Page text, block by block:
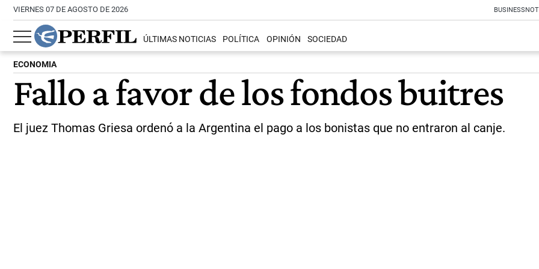
VIERNES 07 DE AGOSTO DE 2026 BUSINESS
ÚLTIMAS NOTICIAS POLÍTICA OPINIÓN SOCIEDAD
ECONOMIA
Fallo a favor de los fondos buitres
El juez Thomas Griesa ordenó a la Argentina el pago a los bonistas que no entraron al canje.